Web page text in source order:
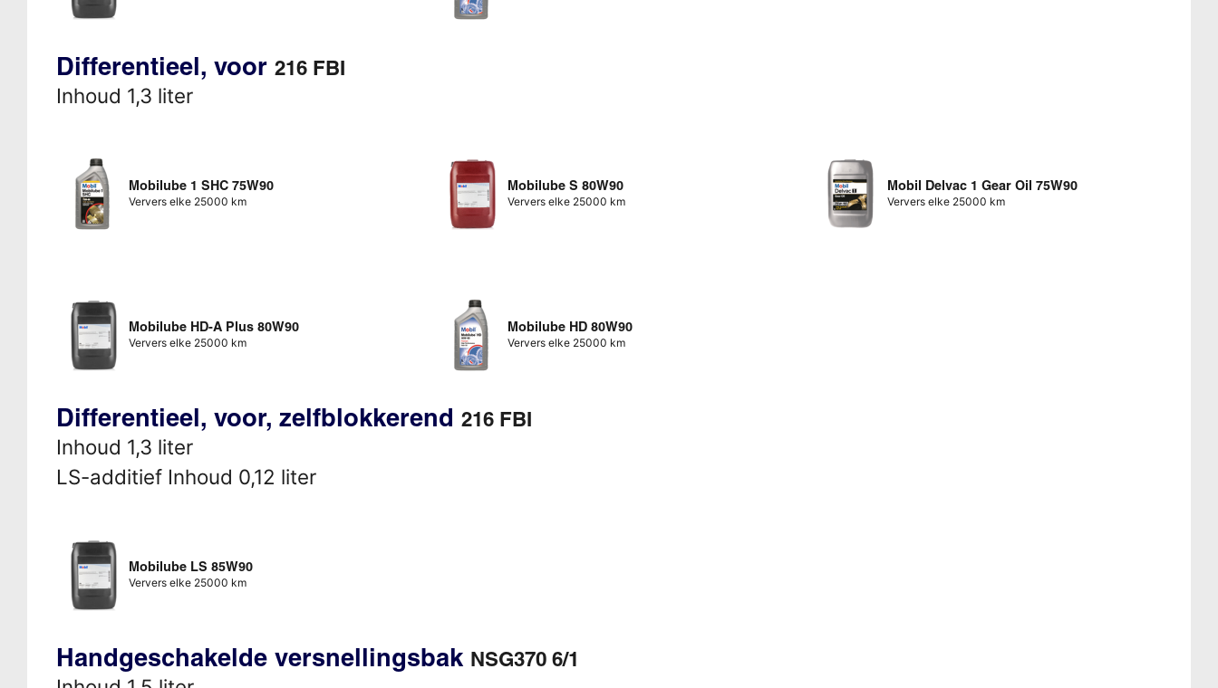
Differentieel, voor 216 FBI
Inhoud 1,3 liter
Mobilube 1 SHC 75W90
Ververs elke 25000 km
Mobilube S 80W90
Ververs elke 25000 km
Mobil Delvac 1 Gear Oil 75W90
Ververs elke 25000 km
Mobilube HD-A Plus 80W90
Ververs elke 25000 km
Mobilube HD 80W90
Ververs elke 25000 km
Differentieel, voor, zelfblokkerend 216 FBI
Inhoud 1,3 liter
LS-additief Inhoud 0,12 liter
Mobilube LS 85W90
Ververs elke 25000 km
Handgeschakelde versnellingsbak NSG370 6/1